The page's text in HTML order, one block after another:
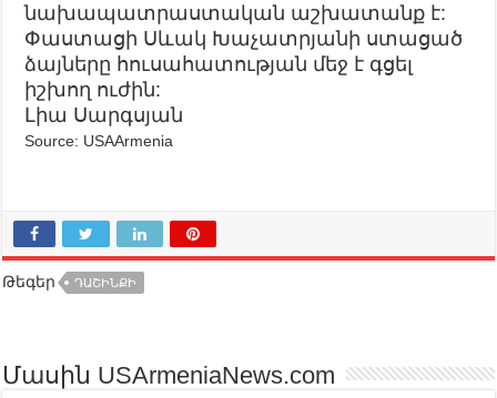
նախապատրաստական աշխատանք է:
Փաստացի Սևակ Խաչատրյանի ստացած
ձայները հուսահատության մեջ է գցել
իշխող ուժին:
Լիա Սարգսյան
Source: USAArmenia
Թեգեր ԴԱՇԻՆՔԻ
Մասին USArmeniaNews.com